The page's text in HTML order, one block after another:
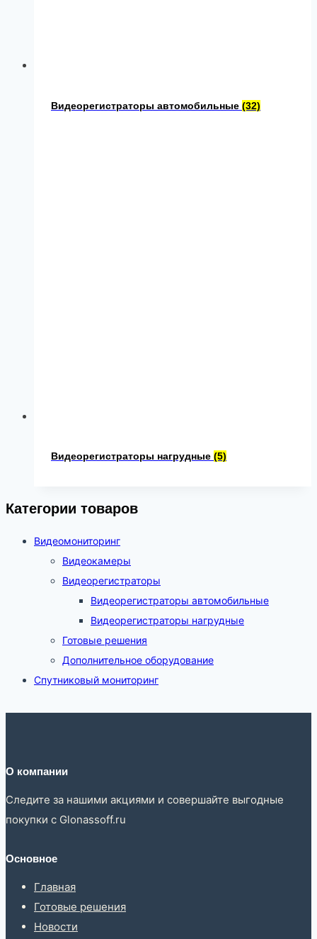
Видеорегистраторы автомобильные (32)
Видеорегистраторы нагрудные (5)
Категории товаров
Видеомониторинг
Видеокамеры
Видеорегистраторы
Видеорегистраторы автомобильные
Видеорегистраторы нагрудные
Готовые решения
Дополнительное оборудование
Спутниковый мониторинг
О компании
Следите за нашими акциями и совершайте выгодные
покупки с Glonassoff.ru
Основное
Главная
Готовые решения
Новости